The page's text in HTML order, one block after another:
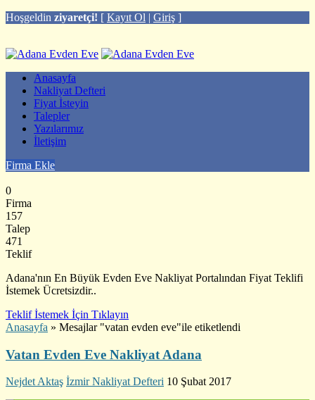
Hoşgeldin ziyaretçi! [ Kayıt Ol | Giriş ]
Anasayfa
Nakliyat Defteri
Fiyat İsteyin
Talepler
Yazılarımız
İletişim
Firma Ekle
0
Firma
157
Talep
471
Teklif
Adana'nın En Büyük Evden Eve Nakliyat Portalından Fiyat Teklifi
İstemek Ücretsizdir..
Teklif İstemek İçin Tıklayın
Anasayfa » Mesajlar "vatan evden eve"ile etiketlendi
Vatan Evden Eve Nakliyat Adana
Nejdet Aktaş İzmir Nakliyat Defteri 10 Şubat 2017